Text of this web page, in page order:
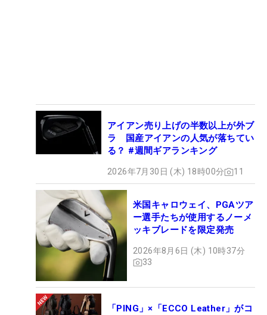
アイアン売り上げの半数以上が外ブ
ラ 国産アイアンの人気が落ちてい
る？ #週間ギアランキング
2026年7月30日 (木) 18時00分 11
米国キャロウェイ、PGAツア
ー選手たちが使用するノーメ
ッキブレードを限定発売
2026年8月6日 (木) 10時37分
33
「PING」×「ECCO Leather」がコ